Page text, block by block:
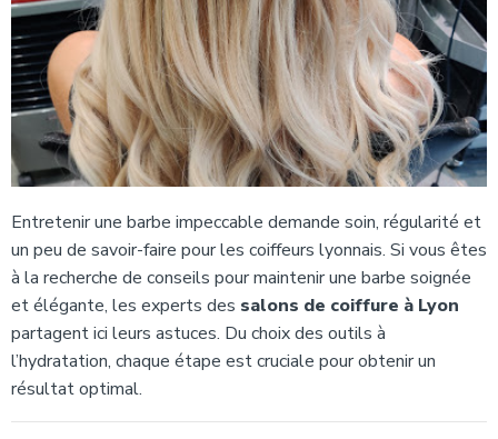
Entretenir une barbe impeccable demande soin, régularité et
un peu de savoir-faire pour les coiffeurs lyonnais. Si vous êtes
à la recherche de conseils pour maintenir une barbe soignée
et élégante, les experts des salons de coiffure à Lyon
partagent ici leurs astuces. Du choix des outils à
l’hydratation, chaque étape est cruciale pour obtenir un
résultat optimal.